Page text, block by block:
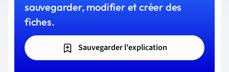
sauvegarder, modifier et créer des
fiches.
Sauvegarder l'explication